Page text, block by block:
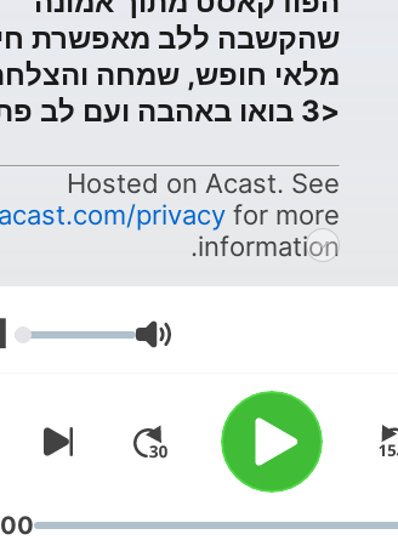
שהקשבה ללב מאפשרת
מלאי חופש, שמחה
<3 בואו באהבה ועם לב פתוח
Hosted on Acast. See
privacy for more
information.
עוצמת שמע